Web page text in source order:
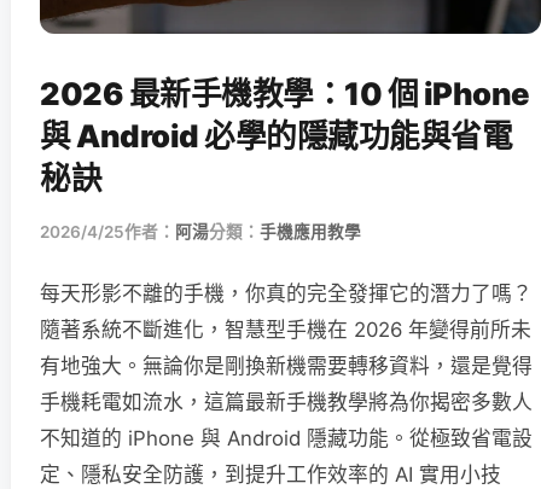
2026 最新手機教學：10 個 iPhone
與 Android 必學的隱藏功能與省電
秘訣
2026/4/25作者： 阿湯分類： 手機應用教學
每天形影不離的手機，你真的完全發揮它的潛力了嗎？
隨著系統不斷進化，智慧型手機在 2026 年變得前所未
有地強大。無論你是剛換新機需要轉移資料，還是覺得
手機耗電如流水，這篇最新手機教學將為你揭密多數人
不知道的 iPhone 與 Android 隱藏功能。從極致省電設
定、隱私安全防護，到提升工作效率的 AI 實用小技